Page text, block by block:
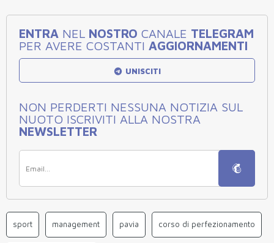
ENTRA NEL NOSTRO CANALE TELEGRAM
PER AVERE COSTANTI AGGIORNAMENTI
UNISCITI
NON PERDERTI NESSUNA NOTIZIA SUL
NUOTO ISCRIVITI ALLA NOSTRA
NEWSLETTER
sport management pavia corso di perfezionamento